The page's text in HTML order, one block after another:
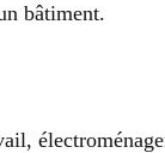
bâtiment.